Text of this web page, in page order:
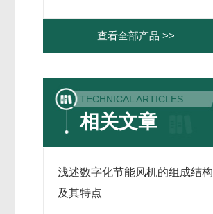
查看全部产品 >>
TECHNICAL ARTICLES
相关文章
浅述数字化节能风机的组成结构
及其特点